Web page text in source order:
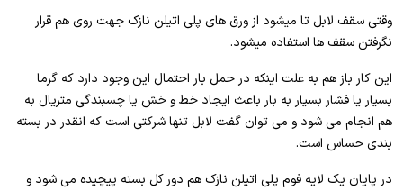
وقتی سقف لابل تا میشود از ورق های پلی اتیلن نازک جهت روی هم قرار
نگرفتن سقف ها استفاده میشود.
این کار باز هم به علت اینکه در حمل بار احتمال این وجود دارد که گرما
بسیار یا فشار بسیار به بار باعث ایجاد خط و خش یا چسبندگی متریال به
هم انجام می شود و می توان گفت لابل تنها شرکتی است که انقدر در بسته
بندی حساس است.
در پایان یک لایه فوم پلی اتیلن نازک هم دور کل بسته پیچیده می شود و